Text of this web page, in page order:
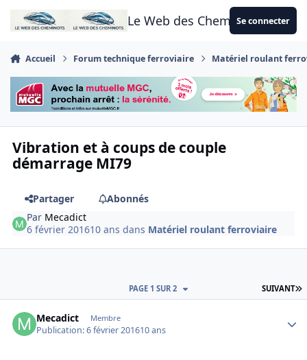
Aller au contenu
Le Web des CheminotsSe connecter
Accueil Forum technique ferroviaire Matériel roulant
Vibration et à coups de couple
démarrage MI79
Partager
Abonnés
Par Mecadict
6 février 201610 ans dans Matériel roulant ferroviaire
SUIVANT
PAGE 1 SUR 2
Mecadict Membre
Publication:6 février 201610 ans